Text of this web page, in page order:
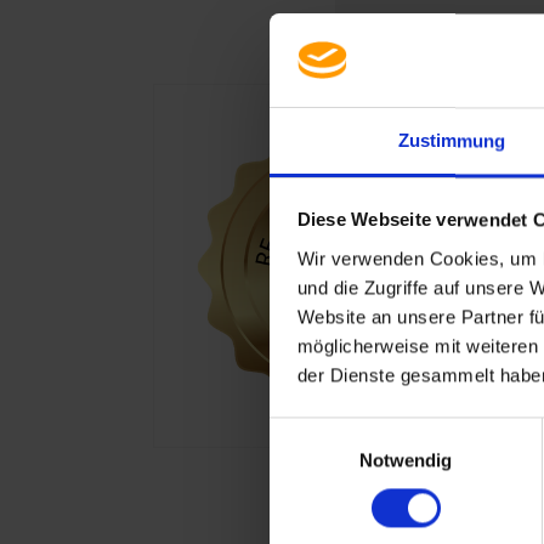
Zustimmung
Diese Webseite verwendet
Wir verwenden Cookies,
und die Zugriffe auf unsere
Website an unsere Partner
möglicherweise mit
der Dienste gesammelt
Notwendig